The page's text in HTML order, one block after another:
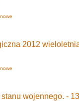
2012
wojennego. -